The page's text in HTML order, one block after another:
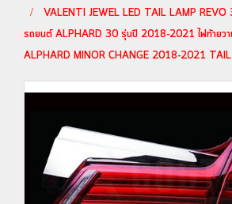
VALENTI JEWEL LED TAIL LAMP
รถยนต์ ALPHARD 30 รุ่นปี 2018-2021 ไฟท้ายวา
ALPHARD MINOR CHANGE 2018-2021